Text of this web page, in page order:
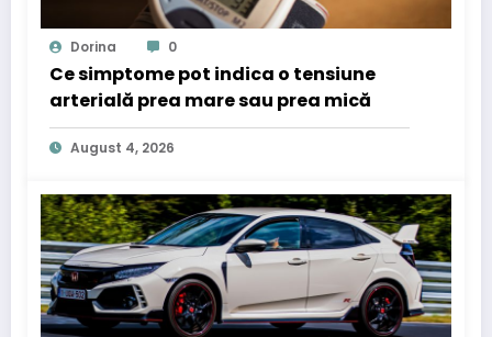
Dorina 0
Ce simptome pot indica o tensiune
arterială prea mare sau prea mică
August 4, 2026